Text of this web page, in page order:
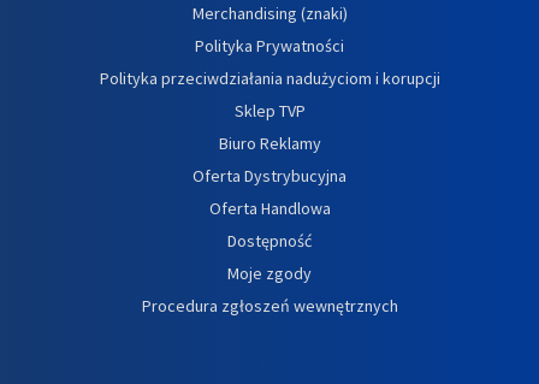
Merchandising (znaki)
Polityka Prywatności
Polityka przeciwdziałania nadużyciom i korupcji
Sklep TVP
Biuro Reklamy
Oferta Dystrybucyjna
Oferta Handlowa
Dostępność
Moje zgody
Procedura zgłoszeń wewnętrznych